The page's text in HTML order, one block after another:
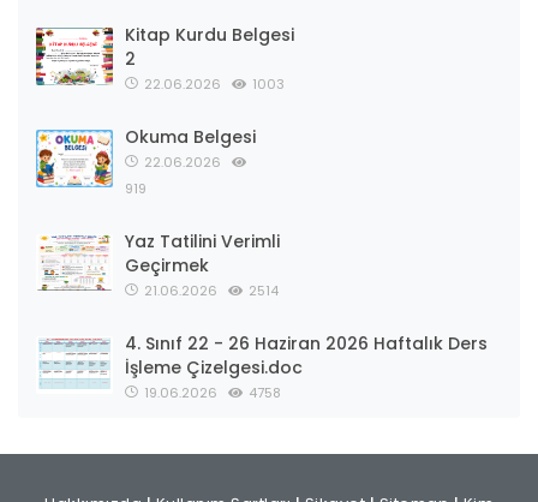
Kitap Kurdu Belgesi
2
22.06.2026 1003
Okuma Belgesi
22.06.2026
919
Yaz Tatilini Verimli
Geçirmek
21.06.2026 2514
4. Sınıf 22 - 26 Haziran 2026 Haftalık Ders
İşleme Çizelgesi.doc
19.06.2026 4758